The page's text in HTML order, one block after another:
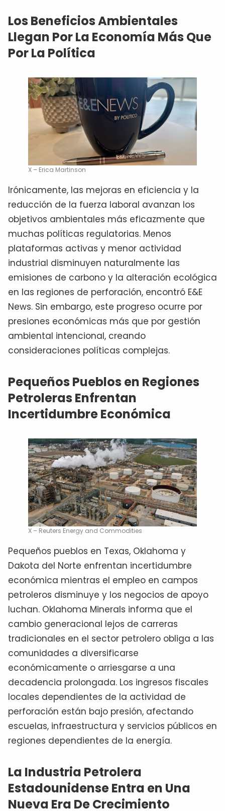
Los Beneficios Ambientales
Llegan Por La Economía Más Que
Por La Política
X – Erica Martinson
Irónicamente, las mejoras en eficiencia y la
reducción de la fuerza laboral avanzan los
objetivos ambientales más eficazmente que
muchas políticas regulatorias. Menos
plataformas activas y menor actividad
industrial disminuyen naturalmente las
emisiones de carbono y la alteración ecológica
en las regiones de perforación, encontró E&E
News. Sin embargo, este progreso ocurre por
presiones económicas más que por gestión
ambiental intencional, creando
consideraciones políticas complejas.
Pequeños Pueblos en Regiones
Petroleras Enfrentan
Incertidumbre Económica
X – Reuters Energy and Commodities
Pequeños pueblos en Texas, Oklahoma y
Dakota del Norte enfrentan incertidumbre
económica mientras el empleo en campos
petroleros disminuye y los negocios de apoyo
luchan. Oklahoma Minerals informa que el
cambio generacional lejos de carreras
tradicionales en el sector petrolero obliga a las
comunidades a diversificarse
económicamente o arriesgarse a una
decadencia prolongada. Los ingresos fiscales
locales dependientes de la actividad de
perforación están bajo presión, afectando
escuelas, infraestructura y servicios públicos en
regiones dependientes de la energía.
La Industria Petrolera
Estadounidense Entra en Una
Nueva Era De Crecimiento